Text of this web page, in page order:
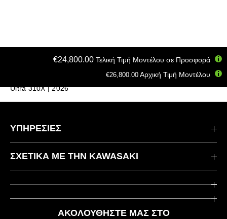
€24,800.00 Τελική Τιμή Μοντέλου σε Προσφορά
€26,800.00 Αρχική Τιμή Μοντέλου
Jet Ski
Ultra 310X | 2026
ΑΚΟΛΟΥΘΉΣΤΕ ΜΑΣ ΣΤΟ
ΥΠΗΡΕΣΙΕΣ
Επικοινωνήστε μαζί μας
Χρήσιμοι Σύνδεσμοι
ΣΧΕΤΙΚΆ ΜΕ ΤΗΝ KAWASAKI
Εταιρεία